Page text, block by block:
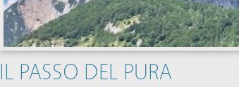
IL PASSO DEL PURA